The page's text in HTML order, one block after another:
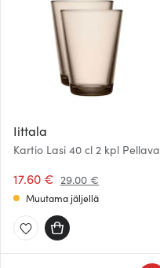
Iittala
Kartio Lasi 40 cl 2 kpl Pellava
17.60 € 29.00 €
Muutama jäljellä